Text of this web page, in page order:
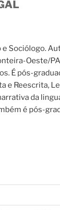
e Sociólogo.
Oeste/
É pós-
e Reescrita,
da
é pós-